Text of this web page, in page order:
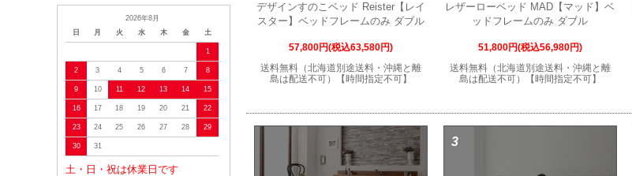
2026年8月
日
月 火 水 木 金 土
1
2 3 4 5 6 7 8
9 10 11 12 13 14 15
16 17 18 19 20 21 22
23 24 25 26 27 28 29
30 31
土・日・祝は休業日です
デザインすのこベッド Reister【レイ
スター】ベッドフレームのみ ダブル
57,800円(税込63,580円)
送料無料（北海道別途送料・沖縄と離
島は配送不可）【時間指定不可】
レザーローベッド MAD【マッド】ベ
ッドフレームのみ ダブル
51,800円(税込56,980円)
送料無料（北海道別途送料・沖縄と離
島は配送不可）【時間指定不可】
3